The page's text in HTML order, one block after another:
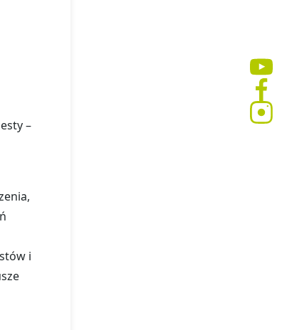
–
i